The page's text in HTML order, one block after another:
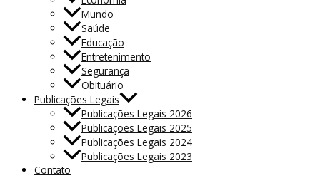
Mundo
Saúde
Educação
Entretenimento
Segurança
Obituário
Publicações Legais
Publicações Legais 2026
Publicações Legais 2025
Publicações Legais 2024
Publicações Legais 2023
Contato